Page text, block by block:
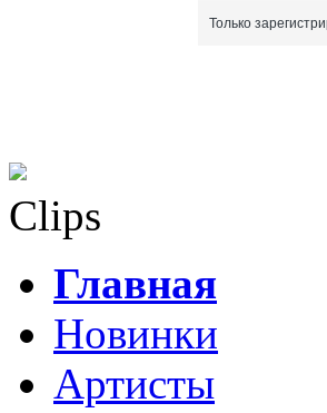
Только
Clips
Главная
Новинки
Артисты